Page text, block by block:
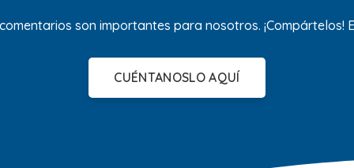
son importantes para nosotros. ¡Compártelos!
CUÉNTANOSLO AQUÍ